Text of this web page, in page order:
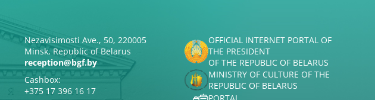
Nezavisimosti Ave., 50, 220005
Minsk, Republic of Belarus
reception@bgf.by
Cashbox:
+375 17 396 16 17
OFFICIAL INTERNET PORTAL OF
THE PRESIDENT
OF THE REPUBLIC OF BELARUS
MINISTRY OF CULTURE OF THE
REPUBLIC OF BELARUS